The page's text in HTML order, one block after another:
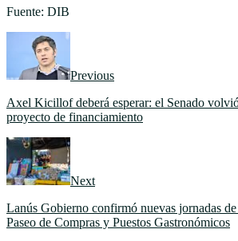
Fuente: DIB
Previous
Axel Kicillof deberá esperar: el Senado
proyecto de financiamiento
Next
Lanús Gobierno confirmó nuevas jornadas
Paseo de Compras y Puestos Gastronómicos